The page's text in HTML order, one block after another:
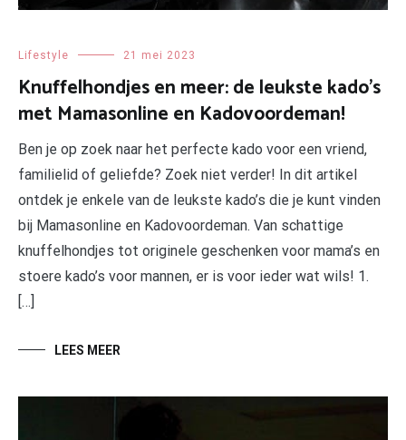
Lifestyle 21 mei 2023
Knuffelhondjes en meer: de leukste kado’s
met Mamasonline en Kadovoordeman!
Ben je op zoek naar het perfecte kado voor een vriend,
familielid of geliefde? Zoek niet verder! In dit artikel
ontdek je enkele van de leukste kado’s die je kunt vinden
bij Mamasonline en Kadovoordeman. Van schattige
knuffelhondjes tot originele geschenken voor mama’s en
stoere kado’s voor mannen, er is voor ieder wat wils! 1.
[…]
LEES MEER